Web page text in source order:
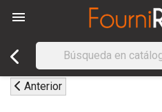

Anterior